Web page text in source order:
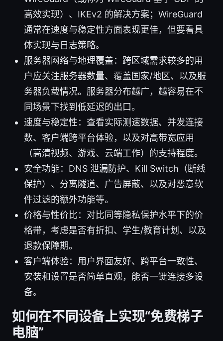
高效实现）、IKEv2 的解决方案；WireGuard
通常在速度与稳定性方面表现更佳，但要看具
体实现与日志策略。
服务器网络与地理覆盖：跨区域需求较多的用
户应关注服务器数量、覆盖国家/地区、以及服
务器负载情况。服务器分布越广，越容易在不
同场景下找到低延迟的出口。
速度与稳定性：查看实际测速数据、并发连接
数、客户端跨平台体验，以及对高带宽应用
（高清视频、游戏、云端工作）的支持程度。
安全功能：DNS 泄漏防护、Kill Switch（断线
保护）、分离隧道、广告屏蔽、以及对恶意软
件过滤的额外功能等。
价格与性价比：对比同等隐私保护水平下的价
格带，考虑是否有折扣、学生/教育计划、以及
退款保障期。
客户端体验：用户界面友好、跨平台一致性、
安装和设置是否简单直观，能否一键连接多设
备。
如何在不同设备上实现“免费梯子
电脑”